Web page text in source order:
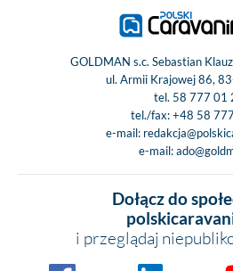
GOLDMAN s.c. Sebastian
ul. Armii Krajowej 86,
tel. 58 777 01
tel./fax:+48 58
e-mail:
e-mail:
Dołącz do
i przeglądaj